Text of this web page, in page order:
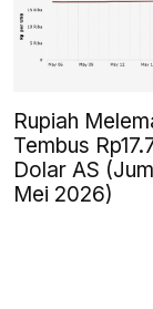
Rupiah
Tembus
Dolar AS
Mei 2026)